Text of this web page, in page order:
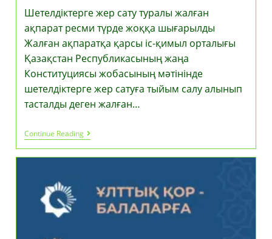
Шетелдіктерге жер сату туралы жалған
ақпарат ресми түрде жоққа шығарылды
Жалған ақпаратқа қарсы іс-қимыл орталығы
Қазақстан Республикасының жаңа
Конституциясы жобасының мәтінінде
шетелдіктерге жер сатуға тыйым салу алынып
тасталды деген жалған…
Continue ReadingШетелдіктерге
Жер
Сату
Ақпарат
Ресми
Түрде
Жоққа